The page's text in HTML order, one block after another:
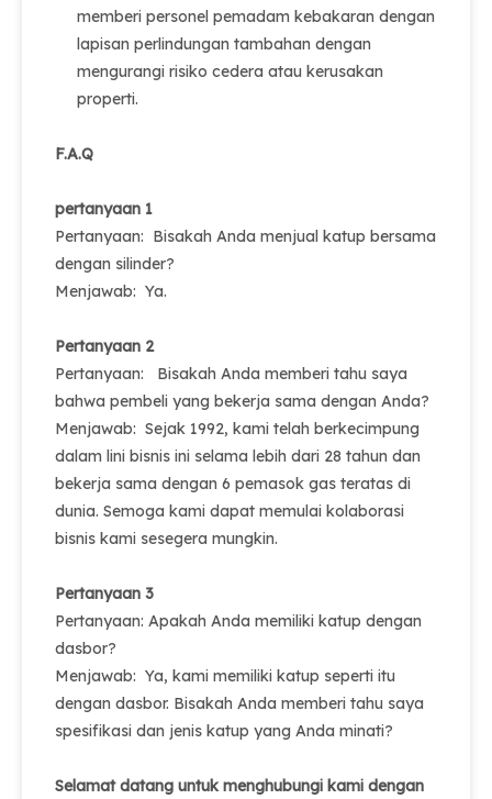
memberi personel pemadam kebakaran dengan
lapisan perlindungan tambahan dengan
mengurangi risiko cedera atau kerusakan
properti.
F.A.Q
pertanyaan 1
Pertanyaan: Bisakah Anda menjual katup bersama
dengan silinder?
Menjawab: Ya.
Pertanyaan 2
Pertanyaan: Bisakah Anda memberi tahu saya
bahwa pembeli yang bekerja sama dengan Anda?
Menjawab: Sejak 1992, kami telah berkecimpung
dalam lini bisnis ini selama lebih dari 28 tahun dan
bekerja sama dengan 6 pemasok gas teratas di
dunia. Semoga kami dapat memulai kolaborasi
bisnis kami sesegera mungkin.
Pertanyaan 3
Pertanyaan: Apakah Anda memiliki katup dengan
dasbor?
Menjawab: Ya, kami memiliki katup seperti itu
dengan dasbor. Bisakah Anda memberi tahu saya
spesifikasi dan jenis katup yang Anda minati?
Selamat datang untuk menghubungi kami dengan